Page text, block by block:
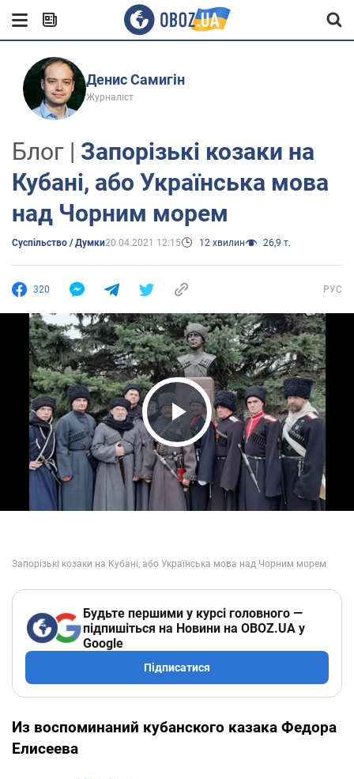
Денис Самигін
Журналіст
Блог | Запорізькі козаки на
Кубані, або Українська мова
над Чорним морем
Суспільство / Думки20.04.2021 12:15 12 хвилин 26,9 т.
320 РУС
Play Video
Будьте першими у курсі головного —
підпишіться на Новини на OBOZ.UA у
Google
Підписатися
Из воспоминаний кубанского казака Федора
Елисеева